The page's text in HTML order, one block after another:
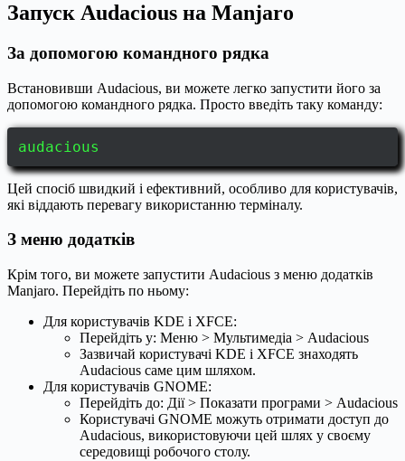
Запуск Audacious на Manjaro
За допомогою командного рядка
Встановивши Audacious, ви можете легко запустити його за
допомогою командного рядка. Просто введіть таку команду:
audacious
Цей спосіб швидкий і ефективний, особливо для користувачів,
які віддають перевагу використанню терміналу.
З меню додатків
Крім того, ви можете запустити Audacious з меню додатків
Manjaro. Перейдіть по ньому:
Для користувачів KDE і XFCE:
Перейдіть у: Меню > Мультимедіа > Audacious
Зазвичай користувачі KDE і XFCE знаходять
Audacious саме цим шляхом.
Для користувачів GNOME:
Перейдіть до: Дії > Показати програми > Audacious
Користувачі GNOME можуть отримати доступ до
Audacious, використовуючи цей шлях у своєму
середовищі робочого столу.